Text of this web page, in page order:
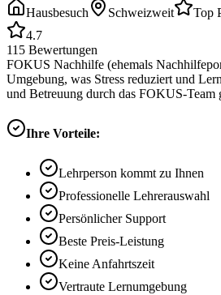
Hausbesuch
Schweizweit
Top
4.7
115 Bewertungen
FOKUS Nachhilfe (ehemals
Umgebung, was Stress reduziert und
und Betreuung durch das FOKUS-Team
Ihre Vorteile:
Lehrperson kommt zu Ihnen
Professionelle Lehrerauswahl
Persönlicher Support
Beste Preis-Leistung
Keine Anfahrtszeit
Vertraute Lernumgebung